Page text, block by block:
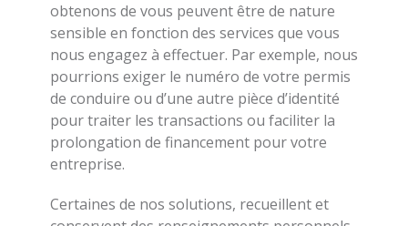
obtenons de vous peuvent être de nature
sensible en fonction des services que vous
nous engagez à effectuer. Par exemple, nous
pourrions exiger le numéro de votre permis
de conduire ou d’une autre pièce d’identité
pour traiter les transactions ou faciliter la
prolongation de financement pour votre
entreprise.
Certaines de nos solutions, recueillent et